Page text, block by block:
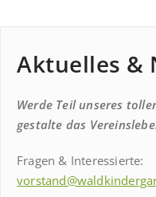
Aktuelles &
Werde Teil unseres
gestalte das
Fragen & Interessierte: